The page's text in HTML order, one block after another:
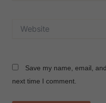
Save my name, email,
next time I comment.